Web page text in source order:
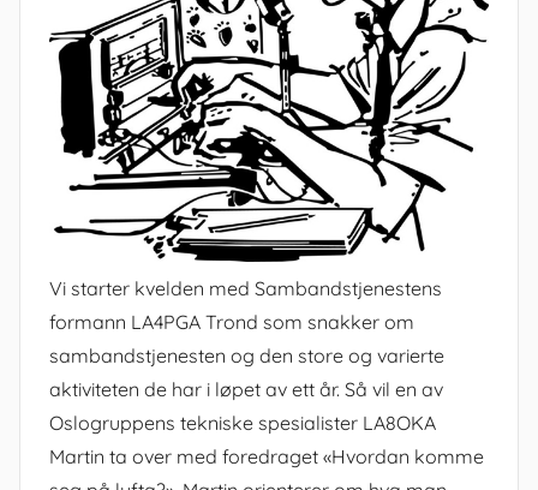
Vi starter kvelden med Sambandstjenestens
formann LA4PGA Trond som snakker om
sambandstjenesten og den store og varierte
aktiviteten de har i løpet av ett år. Så vil en av
Oslogruppens tekniske spesialister LA8OKA
Martin ta over med foredraget «Hvordan komme